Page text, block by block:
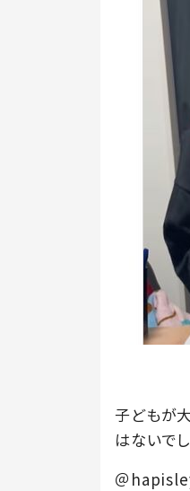
子どもが
はないでし
＠